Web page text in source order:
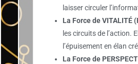
laisser circuler
La Force de VITALITÉ
les circuits de l’action.
l’épuisement en élan
La Force de